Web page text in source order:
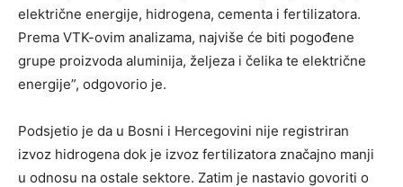
električne energije, hidrogena, cementa i fertilizatora.
Prema VTK-ovim analizama, najviše će biti pogođene
grupe proizvoda aluminija, željeza i čelika te električne
energije”, odgovorio je.
Podsjetio je da u Bosni i Hercegovini nije registriran
izvoz hidrogena dok je izvoz fertilizatora značajno manji
u odnosu na ostale sektore. Zatim je nastavio govoriti o